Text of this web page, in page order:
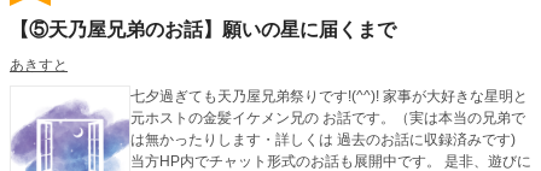
【⑤天乃屋兄弟のお話】願いの星に届くまで
あきすと
七夕過ぎても天乃屋兄弟祭りです!(^^)! 家事が大好きな星明と
元ホストの金髪イケメン兄の お話です。（実は本当の兄弟で
は無かったりします・詳しくは 過去のお話に収録済みです)
当方HP内でチャット形式のお話も展開中です。 是非、遊びに